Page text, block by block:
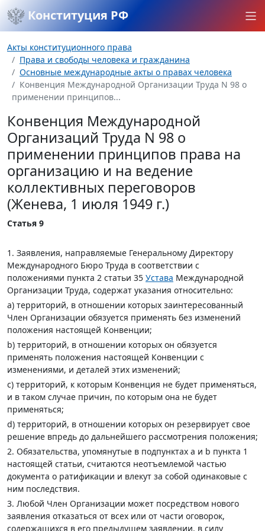
Конституция РФ
Акты конституционного права
Права и свободы человека и гражданина
Основные международные акты о правах человека
Конвенция Международной Организации Труда N 98 о
применении принципов...
Конвенция Международной
Организаций Труда N 98 о
применении принципов права на
организацию и на ведение
коллективных переговоров
(Женева, 1 июля 1949 г.)
Статья 9
1. Заявления, направляемые Генеральному Директору
Международного Бюро Труда в соответствии с
положениями пункта 2 статьи 35 Устава Международной
Организации Труда, содержат указания относительно:
а) территорий, в отношении которых заинтересованный
Член Организации обязуется применять без изменений
положения настоящей Конвенции;
b) территорий, в отношении которых он обязуется
применять положения настоящей Конвенции с
изменениями, и деталей этих изменений;
с) территорий, к которым Конвенция не будет применяться,
и в таком случае причин, по которым она не будет
применяться;
d) территорий, в отношении которых он резервирует свое
решение впредь до дальнейшего рассмотрения положения;
2. Обязательства, упомянутые в подпунктах а и b пункта 1
настоящей статьи, считаются неотъемлемой частью
документа о ратификации и влекут за собой одинаковые с
ним последствия.
3. Любой Член Организации может посредством нового
заявления отказаться от всех или от части оговорок,
содержащихся в его предыдущем заявлении, в силу